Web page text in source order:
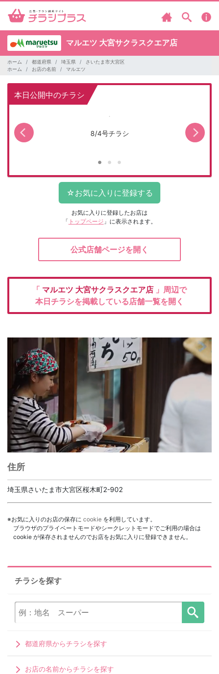
マルエツ 大宮サクラスクエア店
ホーム 都道府県 埼玉県
さいたま市大宮区
ホーム
お店の名前 マルエツ
本日公開中のチラシ
8/4号チラシ
お気に入りに登録したお店は
「 トップページ 」に表示されます。
公式店舗ページを開く
「 マルエツ 大宮サクラスクエア店 」周辺で
本日チラシを掲載している店舗一覧を開く
住所
埼玉県さいたま市大宮区桜木町2-902
※お気に入りのお店の保存に cookie を利用しています。
ブラウザのプライベートモードやシークレットモードでご利用の場合は
cookie が保存されませんのでお店をお気に入りに登録できません。
チラシを探す
都道府県からチラシを探す
お店の名前からチラシを探す